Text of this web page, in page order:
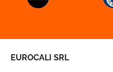
EUROCALI SRL